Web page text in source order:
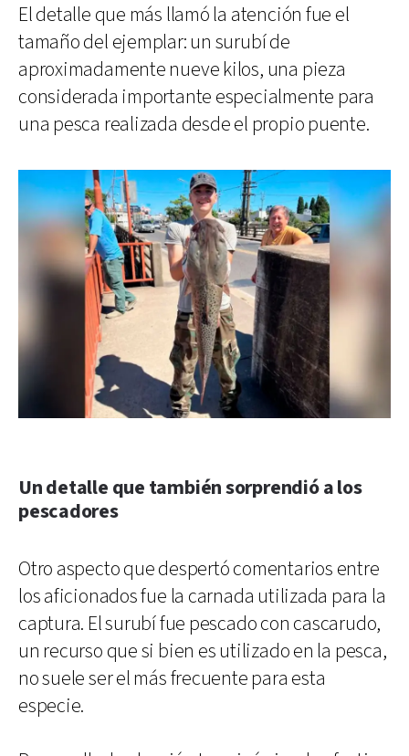
El detalle que más llamó la atención fue el
tamaño del ejemplar: un surubí de
aproximadamente nueve kilos, una pieza
considerada importante especialmente para
una pesca realizada desde el propio puente.
Un detalle que también sorprendió a los
pescadores
Otro aspecto que despertó comentarios entre
los aficionados fue la carnada utilizada para la
captura. El surubí fue pescado con cascarudo,
un recurso que si bien es utilizado en la pesca,
no suele ser el más frecuente para esta
especie.